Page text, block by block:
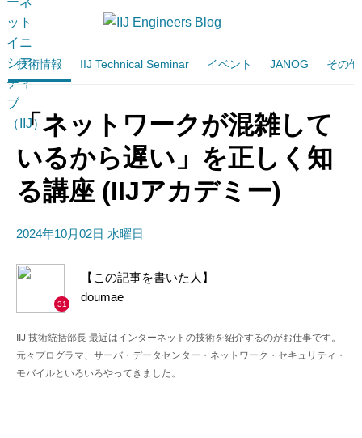
技術情報 IIJ Technical Seminar イベント JANOG その他
「ネットワークが混雑して
いるから遅い」を正しく知
る講座 (IIJアカデミー)
2024年10月02日 水曜日
31
【この記事を書いた人】
doumae
IIJ 技術統括部長 最近はインターネットの技術を紹介するのがお仕事です。
元々プログラマ、サーバ・データセンター・ネットワーク・セキュリティ・
モバイルといろいろやってきました。